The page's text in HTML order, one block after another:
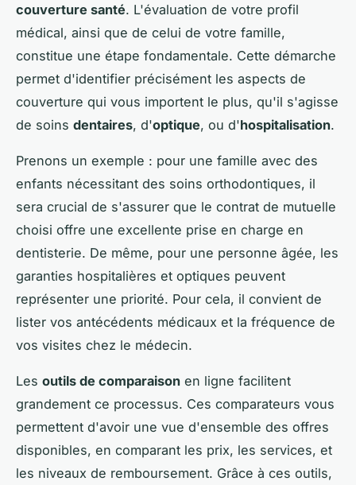
couverture santé. L'évaluation de votre profil
médical, ainsi que de celui de votre famille,
constitue une étape fondamentale. Cette démarche
permet d'identifier précisément les aspects de
couverture qui vous importent le plus, qu'il s'agisse
de soins dentaires, d'optique, ou d'hospitalisation.
Prenons un exemple : pour une famille avec des
enfants nécessitant des soins orthodontiques, il
sera crucial de s'assurer que le contrat de mutuelle
choisi offre une excellente prise en charge en
dentisterie. De même, pour une personne âgée, les
garanties hospitalières et optiques peuvent
représenter une priorité. Pour cela, il convient de
lister vos antécédents médicaux et la fréquence de
vos visites chez le médecin.
Les outils de comparaison en ligne facilitent
grandement ce processus. Ces comparateurs vous
permettent d'avoir une vue d'ensemble des offres
disponibles, en comparant les prix, les services, et
les niveaux de remboursement. Grâce à ces outils,